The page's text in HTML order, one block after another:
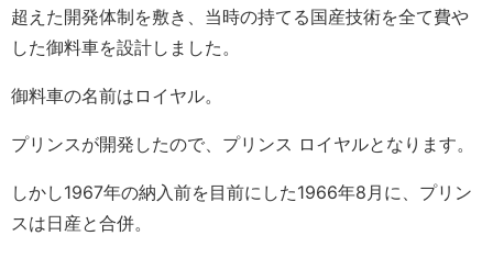
超えた開発体制を敷き、当時の持てる国産技術を全て費や
した御料車を設計しました。
御料車の名前はロイヤル。
プリンスが開発したので、プリンス ロイヤルとなります。
しかし1967年の納入前を目前にした1966年8月に、プリン
スは日産と合併。